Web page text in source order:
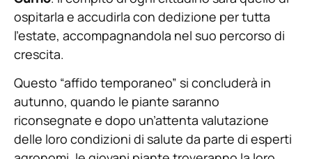
ospitarla e accudirla con dedizione per tutta
l’estate, accompagnandola nel suo percorso di
crescita.
Questo “affido temporaneo” si concluderà in
autunno, quando le piante saranno
riconsegnate e dopo un’attenta valutazione
delle loro condizioni di salute da parte di esperti